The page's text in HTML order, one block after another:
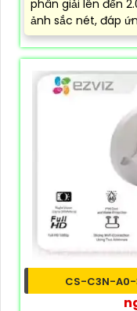
phân giải lên đến
ảnh sắc nét, đáp
CS-C3N-A0-